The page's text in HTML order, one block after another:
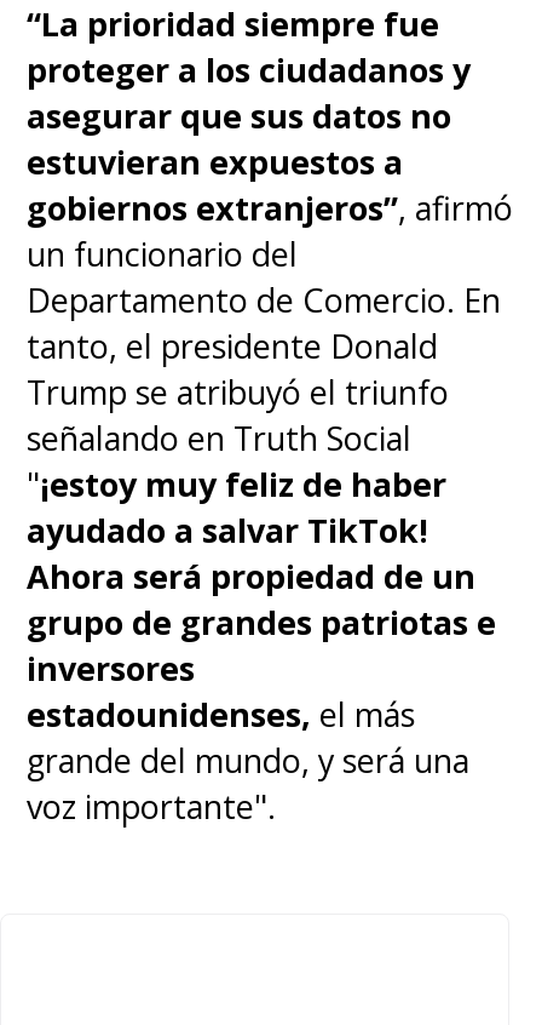
“La prioridad siempre fue
proteger a los ciudadanos y
asegurar que sus datos no
estuvieran expuestos a
gobiernos extranjeros”, afirmó
un funcionario del
Departamento de Comercio. En
tanto, el presidente Donald
Trump se atribuyó el triunfo
señalando en Truth Social
"¡estoy muy feliz de haber
ayudado a salvar TikTok!
Ahora será propiedad de un
grupo de grandes patriotas e
inversores
estadounidenses, el más
grande del mundo, y será una
voz importante".